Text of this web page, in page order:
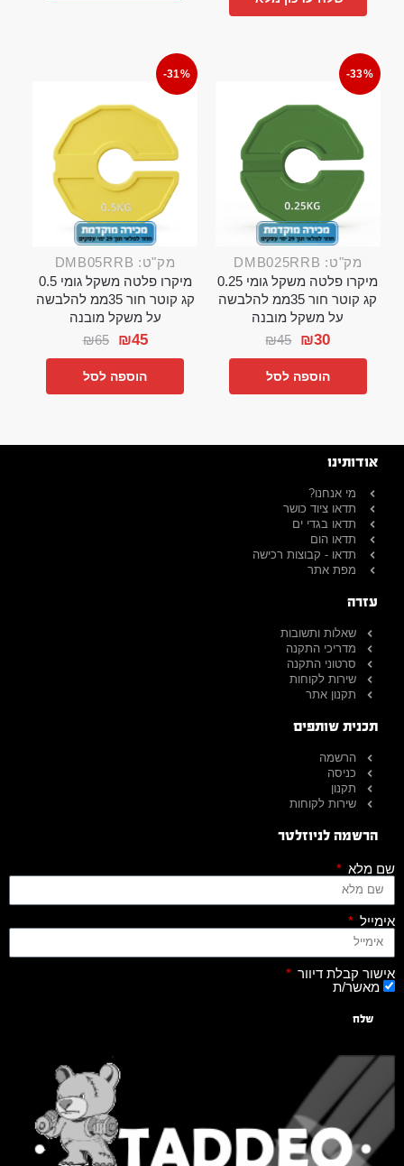
-33%
מק"ט: DMB025RRB
מיקרו פלטה משקל גומי 0.25
קג קוטר חור 35ממ להלבשה
על משקל מובנה
₪45 ₪30
הוספה לסל
-31%
מק"ט: DMB05RRB
מיקרו פלטה משקל גומי 0.5
קג קוטר חור 35ממ להלבשה
על משקל מובנה
₪65 ₪45
הוספה לסל
אודותינו
מי אנחנו?
תדאו ציוד כושר
תדאו בגדי ים
תדאו הום
תדאו - קבוצות רכישה
מפת אתר
עזרה
שאלות ותשובות
מדריכי התקנה
סרטוני התקנה
שירות לקוחות
תקנון אתר
תכנית שותפים
הרשמה
כניסה
תקנון
שירות לקוחות
הרשמה לניוזלטר
שם מלא
אימייל
אישור קבלת דיוור
מאשר/ת
שלח